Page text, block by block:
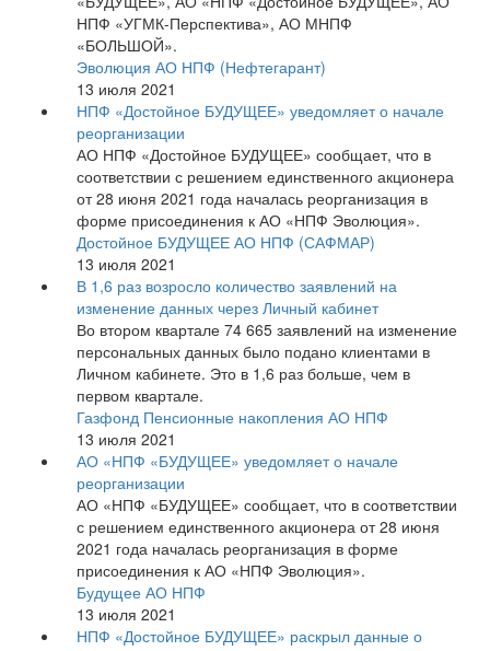
НПФ «УГМК-Перспектива», АО МНПФ
«БОЛЬШОЙ».
Эволюция АО НПФ (Нефтегарант)
13 июля 2021
НПФ «Достойное БУДУЩЕЕ» уведомляет о начале
реорганизации
АО НПФ «Достойное БУДУЩЕЕ» сообщает, что в
соответствии с решением единственного акционера
от 28 июня 2021 года началась реорганизация в
форме присоединения к АО «НПФ Эволюция».
Достойное БУДУЩЕЕ АО НПФ (САФМАР)
13 июля 2021
В 1,6 раз возросло количество заявлений на
изменение данных через Личный кабинет
Во втором квартале 74 665 заявлений на изменение
персональных данных было подано клиентами в
Личном кабинете. Это в 1,6 раз больше, чем в
первом квартале.
Газфонд Пенсионные накопления АО НПФ
13 июля 2021
АО «НПФ «БУДУЩЕЕ» уведомляет о начале
реорганизации
АО «НПФ «БУДУЩЕЕ» сообщает, что в соответствии
с решением единственного акционера от 28 июня
2021 года началась реорганизация в форме
присоединения к АО «НПФ Эволюция».
Будущее АО НПФ
13 июля 2021
НПФ «Достойное БУДУЩЕЕ» раскрыл данные о